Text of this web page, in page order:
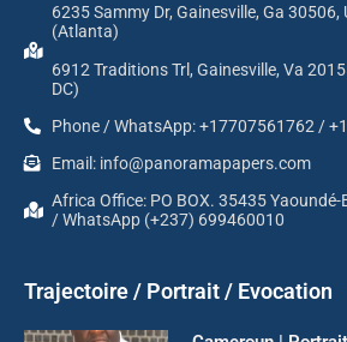
6235 Sammy Dr, Gainesville, Ga 30506,
(Atlanta)
6912 Traditions Trl, Gainesville, Va
DC)
Phone / WhatsApp: +17707561762 /
Email: info@panoramapapers.com
Africa Office: PO BOX. 35435
/ WhatsApp (+237) 699460010
Trajectoire / Portrait / Evocation